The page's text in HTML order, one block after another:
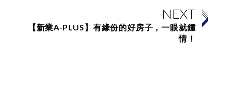
NEXT
【新業A-PLUS】有緣份的好房子，一眼就鍾
情！